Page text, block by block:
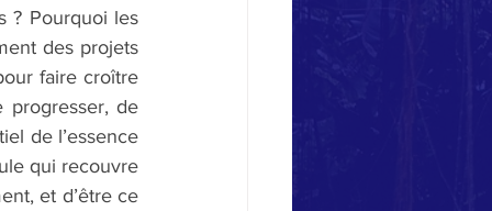
? Pourquoi les
des projets
faire croître
progresser, de
de l’essence
qui recouvre
et d’être ce